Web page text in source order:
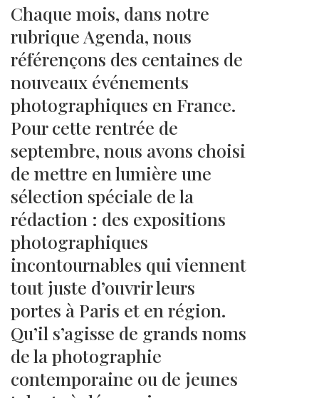
Chaque mois, dans notre
rubrique Agenda, nous
référençons des centaines de
nouveaux événements
photographiques en France.
Pour cette rentrée de
septembre, nous avons choisi
de mettre en lumière une
sélection spéciale de la
rédaction : des expositions
photographiques
incontournables qui viennent
tout juste d’ouvrir leurs
portes à Paris et en région.
Qu’il s’agisse de grands noms
de la photographie
contemporaine ou de jeunes